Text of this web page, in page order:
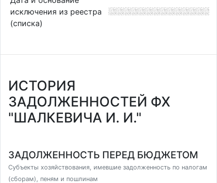
исключения из реестра
(списка)
ИСТОРИЯ
ЗАДОЛЖЕННОСТЕЙ ФХ
"ШАЛКЕВИЧА И. И."
ЗАДОЛЖЕННОСТЬ ПЕРЕД БЮДЖЕТОМ
Субъекты хозяйствования, имевшие задолженность по налогам
(сборам), пеням и пошлинам